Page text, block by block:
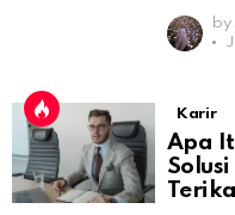
by
Karir
Apa